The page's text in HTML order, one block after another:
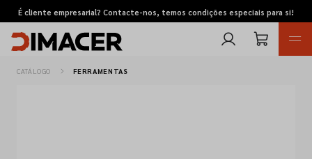
É cliente empresarial? Contacte-nos, temos condições especiais para si!
CATÁLOGO FERRAMENTAS